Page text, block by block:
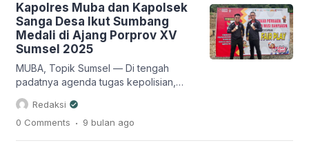
VS Lubuklinggau. Pertarungan dramatis
tersebut berakhir dengan skor 1-0,
Palembang menang tipis rival
Lubuklinggau. Sementara, Muba harus
puas meraih juara 3 […]
Kapolres Muba dan Kapolsek
Sanga Desa Ikut Sumbang
Medali di Ajang Porprov XV
Sumsel 2025
MUBA, Topik Sumsel — Di tengah
padatnya agenda tugas kepolisian,
Kapolres Musi Banyuasin AKBP God
Parlasro Sinaga bersama Kapolsek
Sanga Desa IPTU Joharmen tetap
Redaksi
0 Comments . 9 bulan ago